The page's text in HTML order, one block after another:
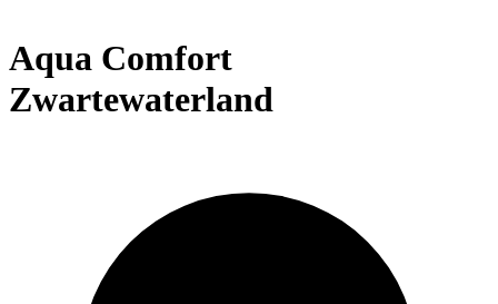
Aqua Comfort
Zwartewaterland